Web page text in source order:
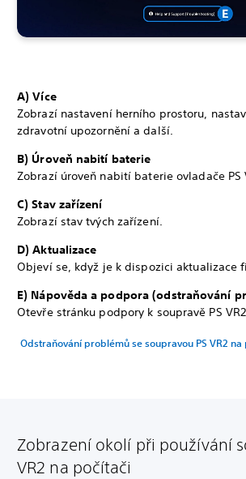
A) Více
Zobrazí nastavení herního prostoru,
zdravotní upozornění a další.
B) Úroveň nabití baterie
Zobrazí úroveň nabití baterie ovladače PS
C) Stav zařízení
Zobrazí stav tvých zařízení.
D) Aktualizace
Objeví se, když je k dispozici aktualizace
E) Nápověda a podpora (odstraňování
Otevře stránku podpory k soupravě PS
Odstraňování problémů se soupravou PS VR2 na
Zobrazení okolí při používání
VR2 na počítači